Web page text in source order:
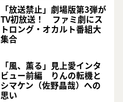
「放送禁止」劇場版第3弾が
TV初放送！ ファミ劇にス
トロング・オカルト番組大
集合
「風、薫る」見上愛インタ
ビュー前編 りんの転機と
シマケン（佐野晶哉）への
思い